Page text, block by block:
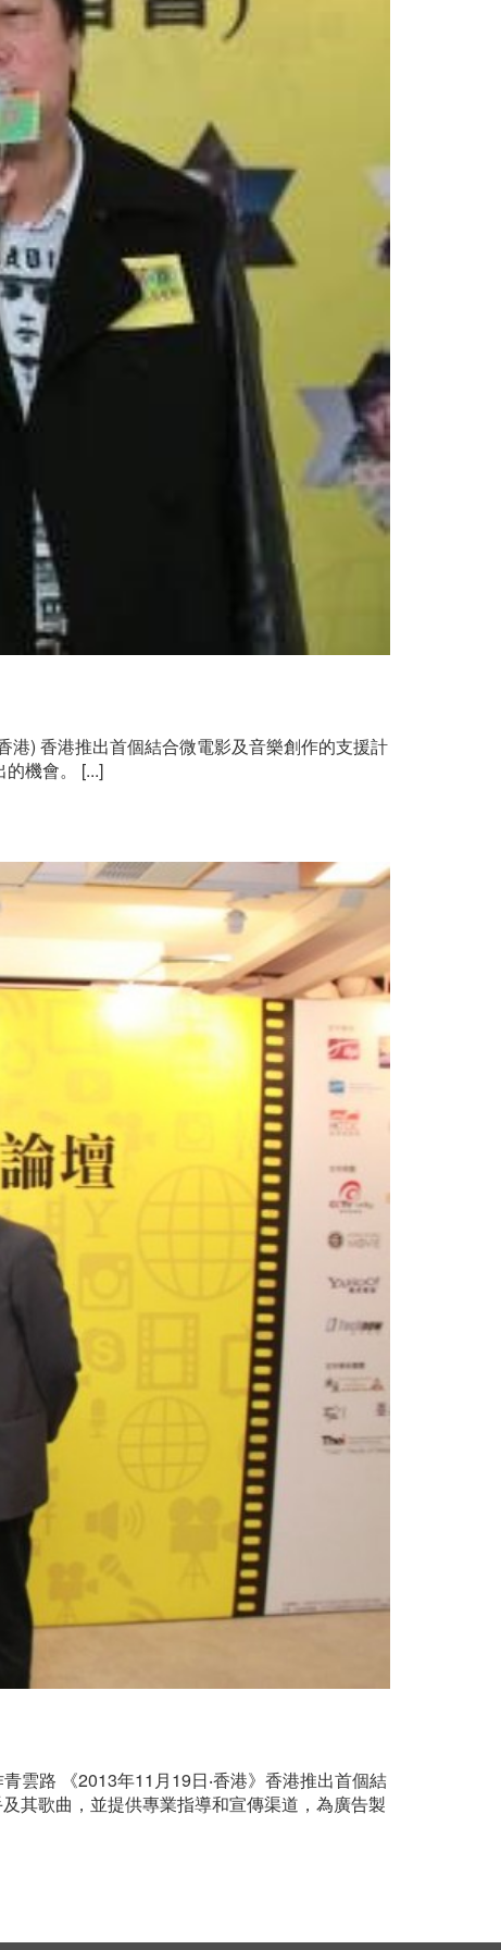
) 香港推出首個結合微電影及音樂創作的支援計
機會。 [...]
雲路 《2013年11月19日‧香港》香港推出首個結
其歌曲，並提供專業指導和宣傳渠道，為廣告製